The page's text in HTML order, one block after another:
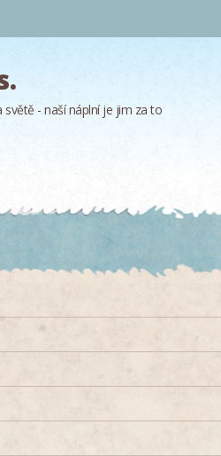
- naší náplní je jim za to